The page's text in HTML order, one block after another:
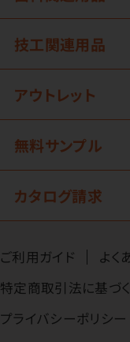
技工関連用品
アウトレット
無料サンプル
カタログ請求
ご利用ガイド よく
特定商取引法に基づ
プライバシーポリシー